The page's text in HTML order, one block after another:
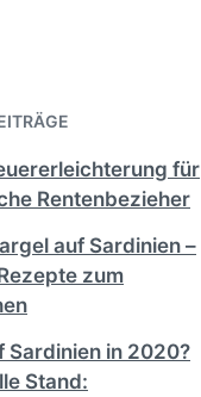
für
Rentenbezieher
auf Sardinien –
zum
Sardinien in 2020?
Stand: